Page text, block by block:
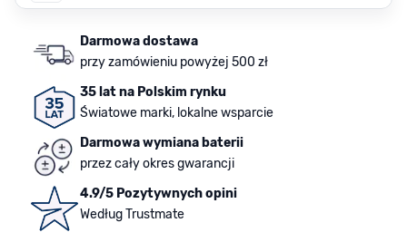
Darmowa dostawa
przy zamówieniu powyżej 500 zł
35 lat na Polskim rynku
Światowe marki, lokalne wsparcie
Darmowa wymiana baterii
przez cały okres gwarancji
4.9/5 Pozytywnych opini
Według Trustmate